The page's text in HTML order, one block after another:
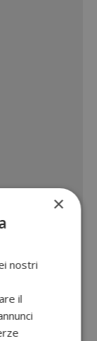
×
nostri
il